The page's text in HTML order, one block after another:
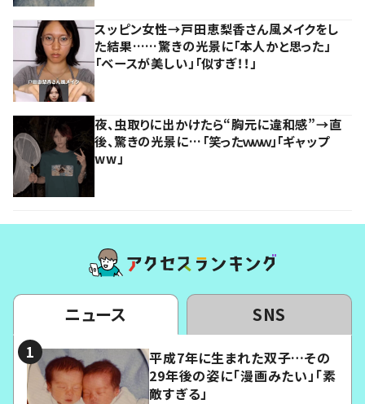
スッピン女性→戸田恵梨香さん風メイクをし
た結果……驚きの光景に「本人かと思った」
「ベースが美しい」「似すぎ！！」
夜、虫取りに出かけたら“胸元に違和感”→直
後、驚きの光景に…「笑ったｗｗｗ」「ギャップ
ww」
ニュース SNS
平成7年に生まれた双子…その
29年後の姿に「漫画みたい」「素
敵すぎる」